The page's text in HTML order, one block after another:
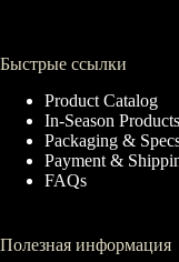
Быстрые ссылки
Product Catalog
In-Season Products
Packaging &
Payment &
FAQs
Полезная информация